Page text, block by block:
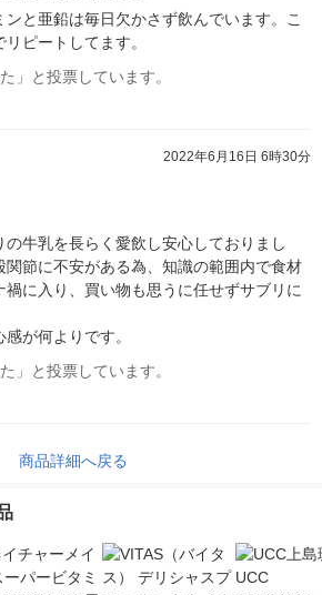
と亜鉛は毎日欠かさず飲んでいます。こ
ピートしてます。
」と投票しています。
2022年6月16日 6時30分
の牛乳を長らく愛飲し安心しておりまし
関節に不安がある為、知識の範囲内で食材
禍に入り、買い物も思うに任せずサブリに
が何よりです。
」と投票しています。
商品詳細へ戻る